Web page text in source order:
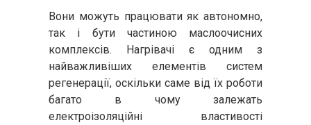
Вони можуть працювати як автономно,
так і бути частиною маслоочисних
комплексів. Нагрівачі є одним з
найважливіших елементів систем
регенерації, оскільки саме від їх роботи
багато в чому залежать
електроізоляційні властивості